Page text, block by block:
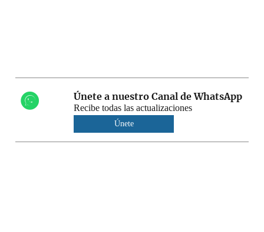
Únete a nuestro Canal de WhatsApp
Recibe todas las actualizaciones
Únete